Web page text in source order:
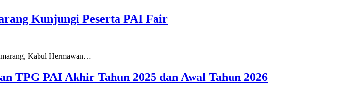
Kunjungi Peserta PAI Fair
Kabul Hermawan…
TPG PAI Akhir Tahun 2025 dan Awal Tahun 2026